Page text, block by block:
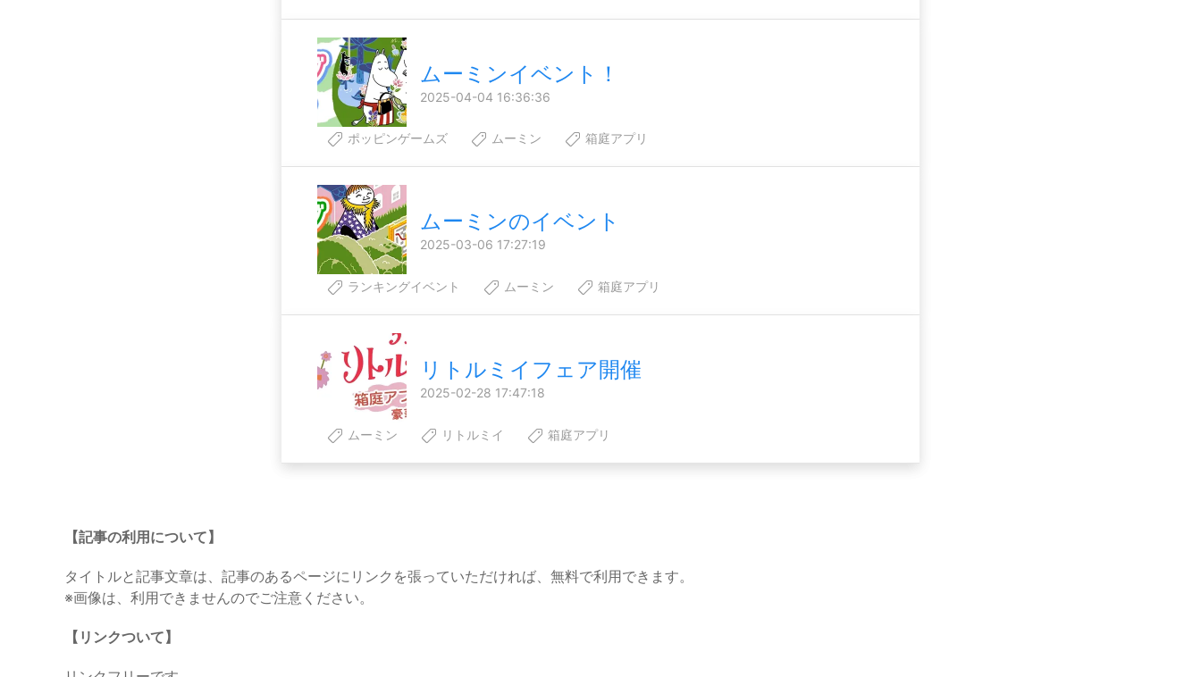
ムーミンイベント！
2025-04-04 16:36:36
ポッピンゲームズ ムーミン 箱庭アプリ
ムーミンのイベント
2025-03-06 17:27:19
ランキングイベント ムーミン 箱庭アプリ
リトルミイフェア開催
2025-02-28 17:47:18
ムーミン リトルミイ 箱庭アプリ
【記事の利用について】
タイトルと記事文章は、記事のあるページにリンクを張っていただければ、無料で利用できます。
※画像は、利用できませんのでご注意ください。
【リンクついて】